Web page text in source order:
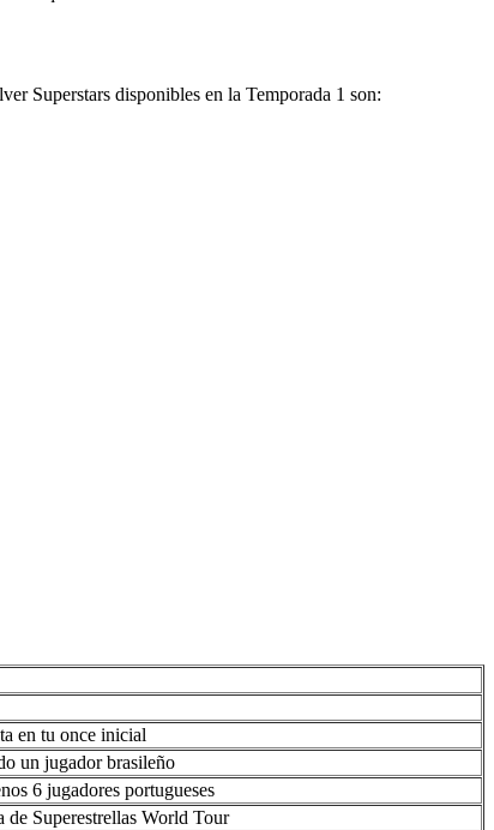
Superstars disponibles en la Temporada 1 son:
en tu once inicial
un jugador brasileño
6 jugadores portugueses
de Superestrellas World Tour